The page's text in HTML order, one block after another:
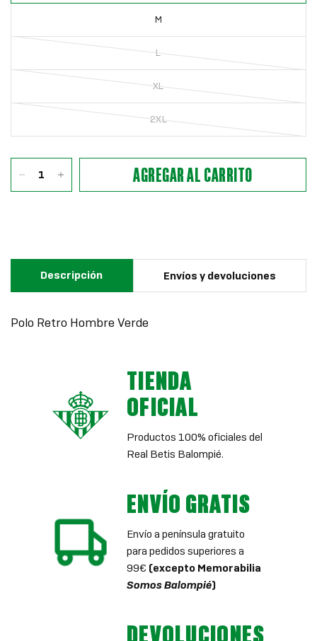
M
L
XL
2XL
AGREGAR AL CARRITO
Descripción Envíos y devoluciones
Polo Retro Hombre Verde
TIENDA
OFICIAL
Productos 100% oficiales del
Real Betis Balompié.
ENVÍO GRATIS
Envío a península gratuito
para pedidos superiores a
99€ (excepto Memorabilia
Somos Balompié)